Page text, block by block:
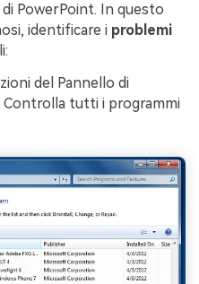
PowerPoint. In questo
identificare i problemi
del Pannello di
tutti i programmi